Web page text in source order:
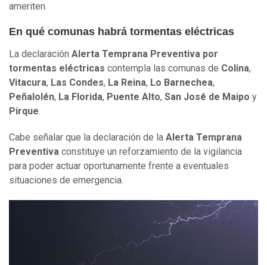
ameriten.
En qué comunas habrá tormentas eléctricas
La declaración Alerta Temprana Preventiva por
tormentas eléctricas contempla las comunas de Colina,
Vitacura, Las Condes, La Reina, Lo Barnechea,
Peñalolén, La Florida, Puente Alto, San José de Maipo y
Pirque.
Cabe señalar que la declaración de la Alerta Temprana
Preventiva constituye un reforzamiento de la vigilancia
para poder actuar oportunamente frente a eventuales
situaciones de emergencia.